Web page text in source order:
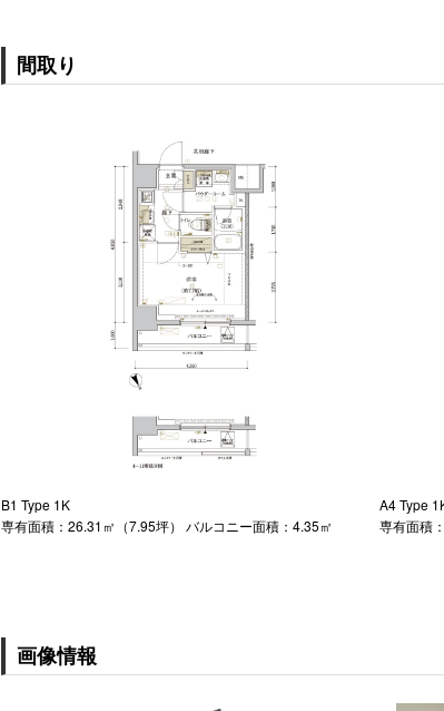
間取り
B1 Type 1K
専有面積：26.31㎡（7.95坪） バルコニー面積：4.35㎡
A4 Type
専有面積
画像情報